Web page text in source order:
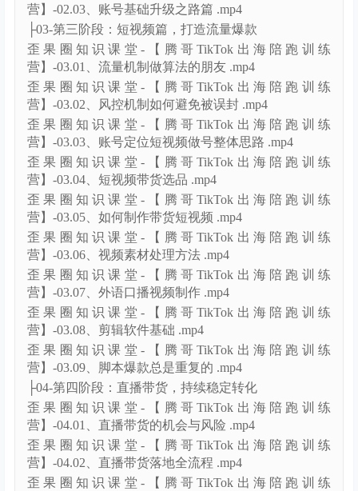
营】-02.03、账号基础升级之路篇 .mp4
├03-第三阶段：短视频篇，打造流量爆款
歪果圈知识课堂-【腾哥TikTok出海陪跑训练
营】-03.01、流量机制做算法的朋友 .mp4
歪果圈知识课堂-【腾哥TikTok出海陪跑训练
营】-03.02、风控机制如何避免被误封 .mp4
歪果圈知识课堂-【腾哥TikTok出海陪跑训练
营】-03.03、账号定位短视频做号整体思路 .mp4
歪果圈知识课堂-【腾哥TikTok出海陪跑训练
营】-03.04、短视频带货选品 .mp4
歪果圈知识课堂-【腾哥TikTok出海陪跑训练
营】-03.05、如何制作带货短视频 .mp4
歪果圈知识课堂-【腾哥TikTok出海陪跑训练
营】-03.06、视频素材处理方法 .mp4
歪果圈知识课堂-【腾哥TikTok出海陪跑训练
营】-03.07、外语口播视频制作 .mp4
歪果圈知识课堂-【腾哥TikTok出海陪跑训练
营】-03.08、剪辑软件基础 .mp4
歪果圈知识课堂-【腾哥TikTok出海陪跑训练
营】-03.09、脚本爆款总是重复的 .mp4
├04-第四阶段：直播带货，持续稳定转化
歪果圈知识课堂-【腾哥TikTok出海陪跑训练
营】-04.01、直播带货的机会与风险 .mp4
歪果圈知识课堂-【腾哥TikTok出海陪跑训练
营】-04.02、直播带货落地全流程 .mp4
歪果圈知识课堂-【腾哥TikTok出海陪跑训练